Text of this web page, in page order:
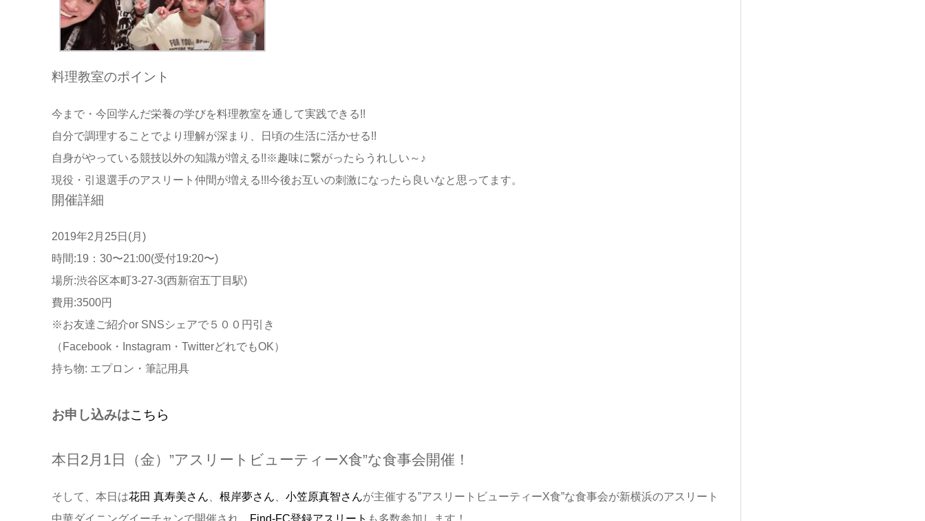
料理教室のポイント
今まで・今回学んだ栄養の学びを料理教室を通して実践できる!!
自分で調理することでより理解が深まり、日頃の生活に活かせる!!
自身がやっている競技以外の知識が増える!!※趣味に繋がったらうれしい～♪
現役・引退選手のアスリート仲間が増える!!!今後お互いの刺激になったら良いなと思ってます。
開催詳細
2019年2月25日(月)
時間:19：30〜21:00(受付19:20〜)
場所:渋谷区本町3-27-3(西新宿五丁目駅)
費用:3500円
※お友達ご紹介or SNSシェアで５００円引き
（Facebook・Instagram・TwitterどれでもOK）
持ち物: エプロン・筆記用具
お申し込みはこちら
本日2月1日（金）”アスリートビューティーX食”な食事会開催！
そして、本日は花田 真寿美さん 根岸夢さん 小笠原真智さんが主催する”アスリートビューティーX食”な食事会が新横浜のアスリート
中華ダイニングイーチャンで開催され、
Find-FC登録アスリート も多数参加します！